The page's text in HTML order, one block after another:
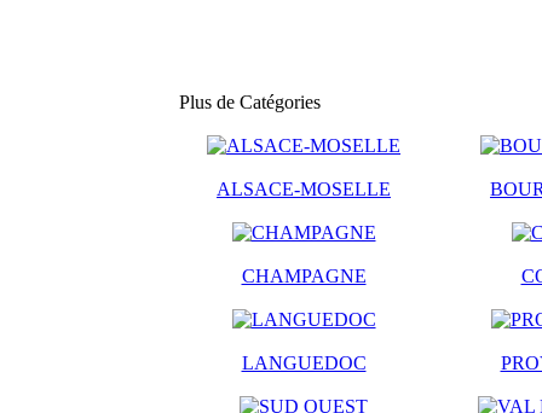
Plus de Catégories
ALSACE-MOSELLE
CHAMPAGNE
LANGUEDOC